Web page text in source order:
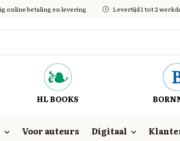
online betaling en levering Levertijd 1 tot 2
HL BOOKS
Voor auteurs Digitaal